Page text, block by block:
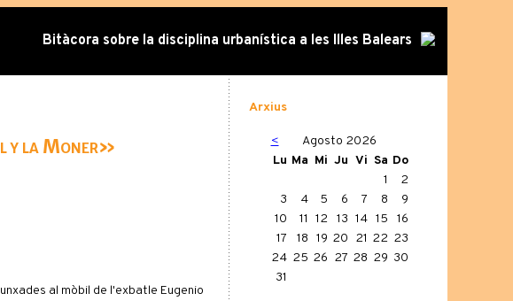
Bitàcora sobre la disciplina urbanística a les Illes Balears
y la Moner»
al mòbil de l'exbatle Eugenio
Arxius
<
Agosto 2026
Lu Ma Mi Ju Vi Sa Do
1
2
3
4 5 6 7 8
9
10
11 12 13 14 15
16
17
18 19 20 21 22 23
24 25 26 27 28 29 30
31